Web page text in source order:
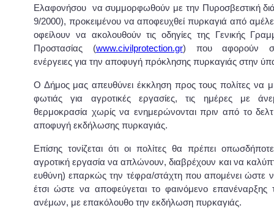
Ελαφονήσου να συμμορφωθούν με την Πυροσβεστική
9/2000), προκειμένου να αποφευχθεί πυρκαγιά από
οφείλουν να ακολουθούν τις οδηγίες της Γενικής
Προστασίας (www.civilprotection.gr) που αφορούν
ενέργειες για την αποφυγή πρόκλησης πυρκαγιάς στην
Ο Δήμος μας απευθύνει έκκληση προς τους πολίτες να
φωτιάς για αγροτικές εργασίες, τις ημέρες με
θερμοκρασία χωρίς να ενημερώνονται πριν από το
αποφυγή εκδήλωσης πυρκαγιάς.
Επίσης τονίζεται ότι οι πολίτες θα πρέπει
αγροτική εργασία να απλώνουν, διαβρέχουν και να
ευθύνη) επαρκώς την τέφρα/στάχτη που απομένει ώστε
έτσι ώστε να αποφεύγεται το φαινόμενο
ανέμων, με επακόλουθο την εκδήλωση πυρκαγιάς.